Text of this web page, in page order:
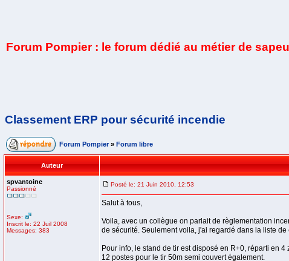
Forum Pompier : le forum dédié au métier de
Classement ERP pour sécurité incendie
Forum Pompier » Forum libre
Auteur
spvantoine
Passionné
Sexe:
Inscrit le: 22 Juil 2008
Messages: 383
Posté le: 21 Juin 2010, 12:53
Salut à tous,
Voila, avec un collègue on parlait de règlementation
de sécurité. Seulement voila, j'ai regardé dans la liste
Pour info, le stand de tir est disposé en R+0, réparti en
12 postes pour le tir 50m semi couvert également.